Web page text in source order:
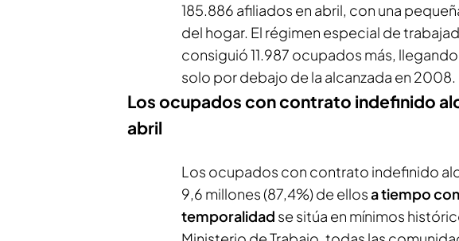
185.886 afiliados en abril, con una
del hogar. El régimen especial de
consiguió 11.987 ocupados más,
solo por debajo de la alcanzada en 2008.
Los ocupados con contrato indefinido
abril
Los ocupados con contrato indefinido
9,6 millones (87,4%) de ellosa tiempo
temporalidad se sitúa en mínimos